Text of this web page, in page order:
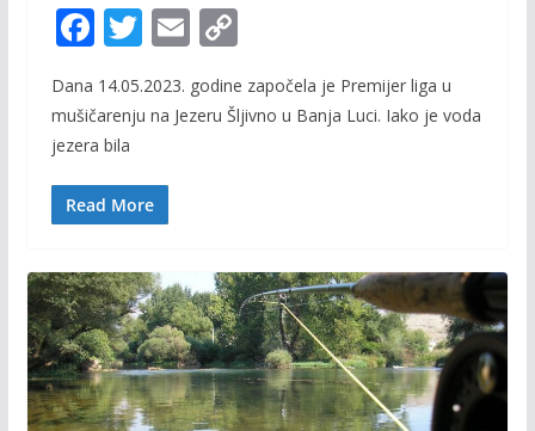
F
e
b
o
o
T
itt
er
E
m
ai
C
p
y
Dana 14.05.2023. godine započela je Premijer liga u
mušičarenju na Jezeru Šljivno u Banja Luci. Iako je voda
jezera bila
Read More